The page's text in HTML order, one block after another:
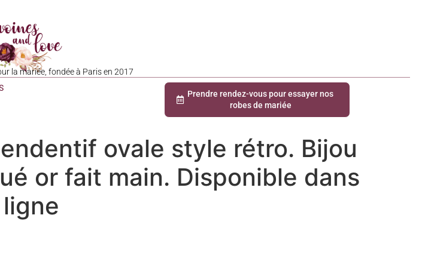
la mariée, fondée à Paris en 2017
Prendre rendez-vous pour essayer nos
robes de mariée
ovale style rétro. Bijou
or fait main. Disponible dans